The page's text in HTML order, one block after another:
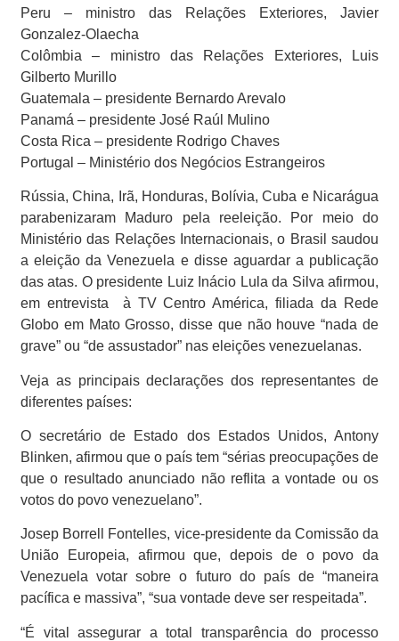
Peru – ministro das Relações Exteriores, Javier
Gonzalez-Olaecha
Colômbia – ministro das Relações Exteriores, Luis
Gilberto Murillo
Guatemala – presidente Bernardo Arevalo
Panamá – presidente José Raúl Mulino
Costa Rica – presidente Rodrigo Chaves
Portugal – Ministério dos Negócios Estrangeiros
Rússia, China, Irã, Honduras, Bolívia, Cuba e Nicarágua
parabenizaram Maduro pela reeleição. Por meio do
Ministério das Relações Internacionais, o Brasil saudou
a eleição da Venezuela e disse aguardar a publicação
das atas. O presidente Luiz Inácio Lula da Silva afirmou,
em entrevista
à TV Centro América, filiada da Rede
Globo em Mato Grosso, disse que não houve “nada de
grave” ou “de assustador” nas eleições venezuelanas.
Veja as principais declarações dos representantes de
diferentes países:
O secretário de Estado dos Estados Unidos, Antony
Blinken, afirmou que o país tem “sérias preocupações de
que o resultado anunciado não reflita a vontade ou os
votos do povo venezuelano”.
Josep Borrell Fontelles, vice-presidente da Comissão da
União Europeia, afirmou que, depois de o povo da
Venezuela votar sobre o futuro do país de “maneira
pacífica e massiva”, “sua vontade deve ser respeitada”.
“É vital assegurar a total transparência do processo